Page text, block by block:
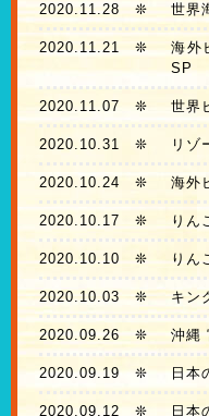
2020.11.28 ❊ 世界
2020.11.21 ❊
海外
SP
2020.11.07 ❊ 世界
2020.10.31 ❊ リゾ
2020.10.24 ❊ 海外
2020.10.17 ❊ りん
2020.10.10 ❊ りん
2020.10.03❊ キン
2020.09.26❊ 沖縄
2020.09.19 ❊ 日本
2020.09.12 ❊ 日本